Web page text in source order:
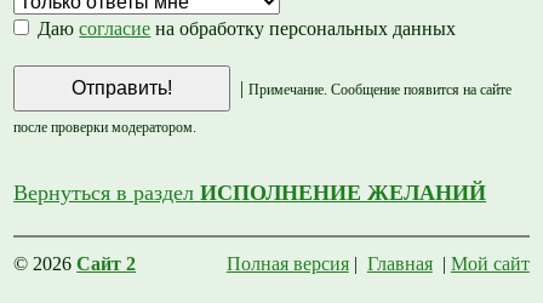
Даюсогласие на обработку персональных данных
| Примечание. Сообщение появится на сайте
после проверки модератором.
Вернуться в разделИСПОЛНЕНИЕ ЖЕЛАНИЙ
© 2026Сайт 2 Полная версия| Главная| Мой сайт